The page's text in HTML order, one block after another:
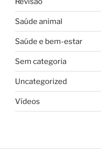
Saúde animal
Saúde e bem-estar
Sem categoria
Uncategorized
Vídeos